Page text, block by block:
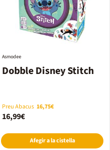
Dobble Disney Stitch
Asmodee
Preu Abacus 16,75€
16,99€
Afegir a la cistella